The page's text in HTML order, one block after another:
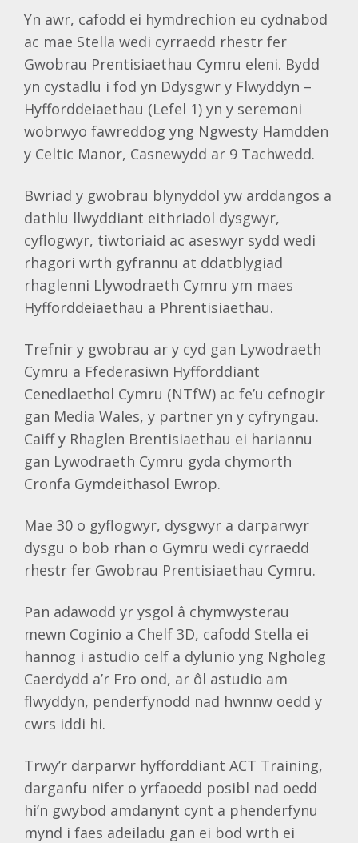
Yn awr, cafodd ei hymdrechion eu cydnabod
ac mae Stella wedi cyrraedd rhestr fer
Gwobrau Prentisiaethau Cymru eleni. Bydd
yn cystadlu i fod yn Ddysgwr y Flwyddyn –
Hyfforddeiaethau (Lefel 1) yn y seremoni
wobrwyo fawreddog yng Ngwesty Hamdden
y Celtic Manor, Casnewydd ar 9 Tachwedd.
Bwriad y gwobrau blynyddol yw arddangos a
dathlu llwyddiant eithriadol dysgwyr,
cyflogwyr, tiwtoriaid ac aseswyr sydd wedi
rhagori wrth gyfrannu at ddatblygiad
rhaglenni Llywodraeth Cymru ym maes
Hyfforddeiaethau a Phrentisiaethau.
Trefnir y gwobrau ar y cyd gan Lywodraeth
Cymru a Ffederasiwn Hyfforddiant
Cenedlaethol Cymru (NTfW) ac fe’u cefnogir
gan Media Wales, y partner yn y cyfryngau.
Caiff y Rhaglen Brentisiaethau ei hariannu
gan Lywodraeth Cymru gyda chymorth
Cronfa Gymdeithasol Ewrop.
Mae 30 o gyflogwyr, dysgwyr a darparwyr
dysgu o bob rhan o Gymru wedi cyrraedd
rhestr fer Gwobrau Prentisiaethau Cymru.
Pan adawodd yr ysgol â chymwysterau
mewn Coginio a Chelf 3D, cafodd Stella ei
hannog i astudio celf a dylunio yng Ngholeg
Caerdydd a’r Fro ond, ar ôl astudio am
flwyddyn, penderfynodd nad hwnnw oedd y
cwrs iddi hi.
Trwy’r darparwr hyfforddiant ACT Training,
darganfu nifer o yrfaoedd posibl nad oedd
hi’n gwybod amdanynt cynt a phenderfynu
mynd i faes adeiladu gan ei bod wrth ei